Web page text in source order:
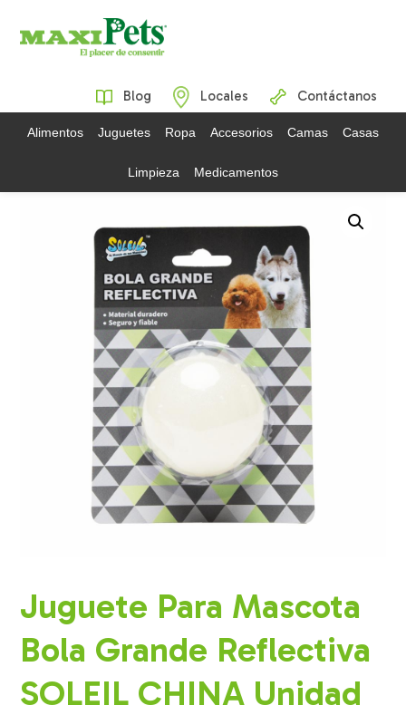
Blog Locales Contáctanos
Alimentos Juguetes Ropa Accesorios Camas Casas
Limpieza Medicamentos
Juguete Para Mascota
Bola Grande Reflectiva
SOLEIL CHINA Unidad